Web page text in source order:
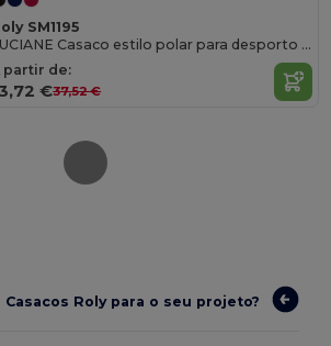
SM1195
LUCIANE Casaco estilo polar para desporto ao ar livre
partir de:
€37,52 €
Roly para o seu projeto?